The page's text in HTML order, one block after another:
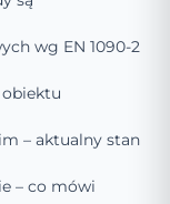
wg EN 1090-2
– aktualny stan
– co mówi